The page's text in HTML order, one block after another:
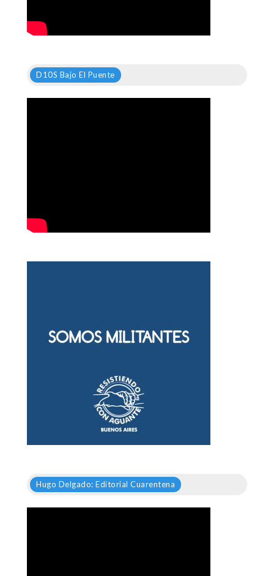
D10S Bajo El Puente
Hugo Delgado: Editorial Cuarentena